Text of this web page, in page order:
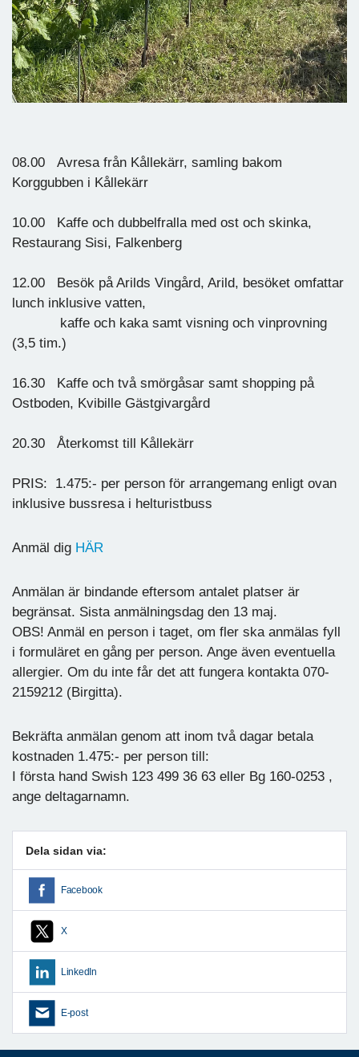
08.00 Avresa från Kållekärr, samling bakom
Korggubben i Kållekärr
10.00 Kaffe och dubbelfralla med ost och skinka,
Restaurang Sisi, Falkenberg
12.00 Besök på Arilds Vingård, Arild, besöket omfattar
lunch inklusive vatten,
kaffe och kaka samt visning och vinprovning
(3,5 tim.)
16.30 Kaffe och två smörgåsar samt shopping på
Ostboden, Kvibille Gästgivargård
20.30 Återkomst till Kållekärr
PRIS: 1.475:- per person för arrangemang enligt ovan
inklusive bussresa i helturistbuss
Anmäl dig HÄR
Anmälan är bindande eftersom antalet platser är
begränsat. Sista anmälningsdag den 13 maj.
OBS! Anmäl en person i taget, om fler ska anmälas fyll
i formuläret en gång per person. Ange även eventuella
allergier. Om du inte får det att fungera kontakta 070-
2159212 (Birgitta).
Bekräfta anmälan genom att inom två dagar betala
kostnaden 1.475:- per person till:
I första hand Swish 123 499 36 63 eller Bg 160-0253 ,
ange deltagarnamn.
Dela sidan via:
Facebook
X
LinkedIn
E-post